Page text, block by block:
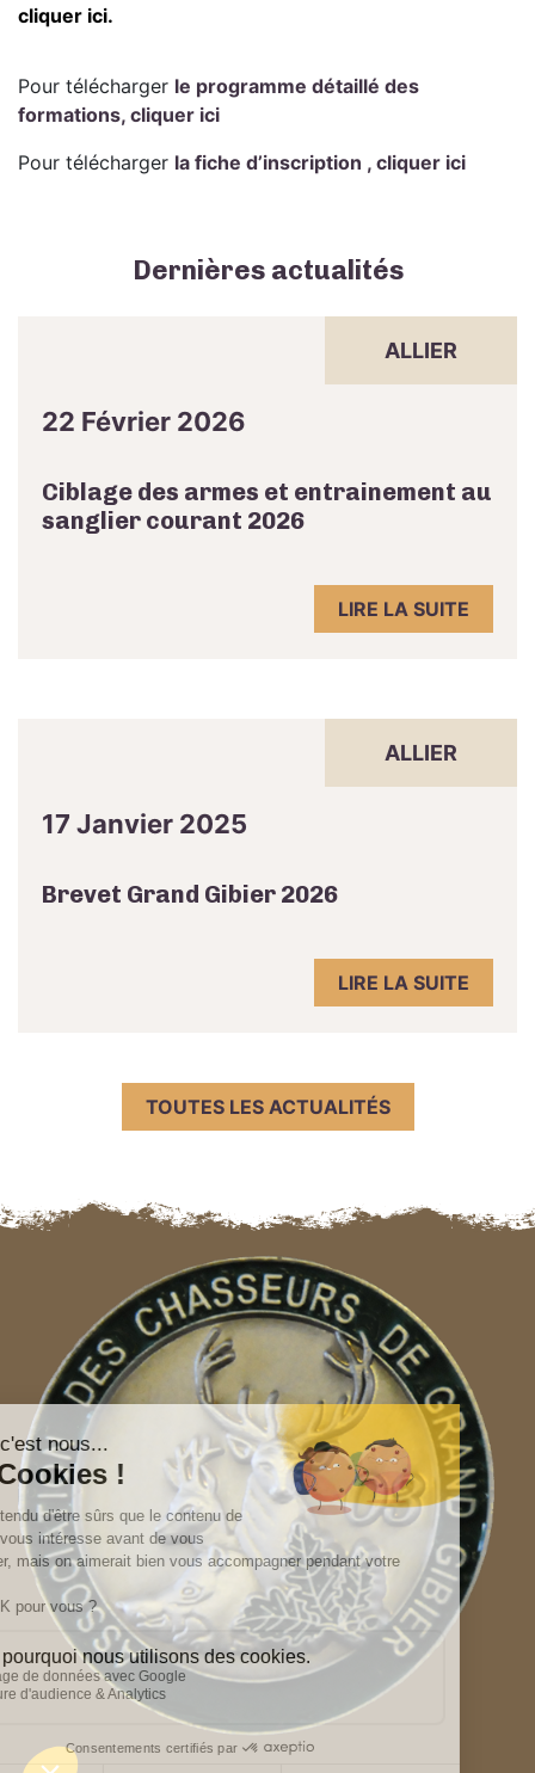
cliquer ici.
Pour télécharger le programme détaillé des
formations, cliquer ici
Pour télécharger la fiche d’inscription , cliquer ici
Dernières actualités
ALLIER
22 Février 2026
Ciblage des armes et entrainement au
sanglier courant 2026
LIRE LA SUITE
ALLIER
17 Janvier 2025
Brevet Grand Gibier 2026
LIRE LA SUITE
TOUTES LES ACTUALITÉS